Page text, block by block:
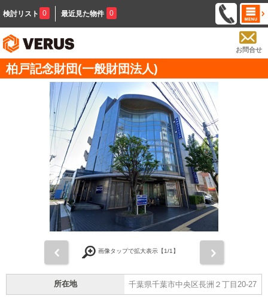
検討リスト 0 最近見た物件 0
お問合せ
柏戸記念財団(一般財団法人)
画像タップで拡大表示【1/1】
所在地 千葉県千葉市中央区長洲２丁目20-27